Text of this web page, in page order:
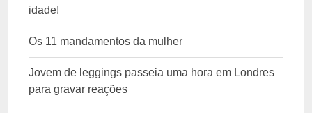
idade!
Os 11 mandamentos da mulher
Jovem de leggings passeia uma hora em Londres
para gravar reações